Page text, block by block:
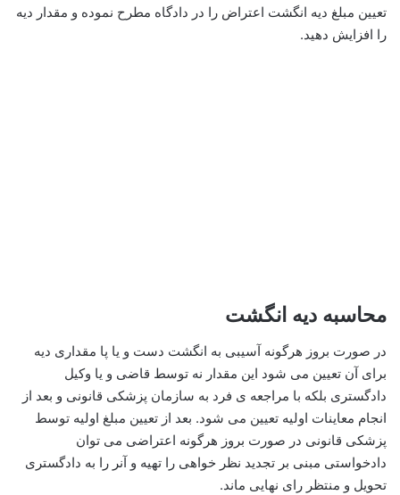
تعیین مبلغ دیه انگشت اعتراض را در دادگاه مطرح نموده و مقدار دیه
را افزایش دهید.
محاسبه دیه انگشت
در صورت بروز هرگونه آسیبی به انگشت دست و یا پا مقداری دیه
برای آن تعیین می شود این مقدار نه توسط قاضی و یا وکیل
دادگستری بلکه با مراجعه ی فرد به سازمان پزشکی قانونی و بعد از
انجام معاینات اولیه تعیین می شود. بعد از تعیین مبلغ اولیه توسط
پزشکی قانونی در صورت بروز هرگونه اعتراضی می توان
دادخواستی مبنی بر تجدید نظر خواهی را تهیه و آنر را به دادگستری
تحویل و منتظر رای نهایی ماند.